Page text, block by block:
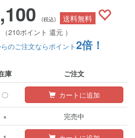
(税込) 送料無料
（210ポイント 還元 ）
のご注文ならポイント2倍！
庫 ご注文
〇 カートに追加
× 完売中